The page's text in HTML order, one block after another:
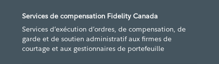
Services de compensation Fidelity Canada
Services d’exécution d’ordres, de compensation, de
garde et de soutien administratif aux firmes de
courtage et aux gestionnaires de portefeuille